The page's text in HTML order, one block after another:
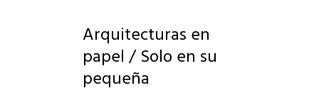
Arquitecturas en
papel / Solo en su
pequeña